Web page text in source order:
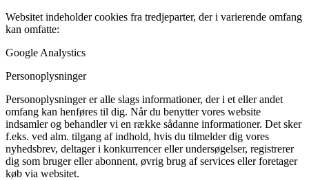
Websitet indeholder cookies fra tredjeparter, der i varierende omfang
kan omfatte:
Google Analystics
Personoplysninger
Personoplysninger er alle slags informationer, der i et eller andet
omfang kan henføres til dig. Når du benytter vores website
indsamler og behandler vi en række sådanne informationer. Det sker
f.eks. ved alm. tilgang af indhold, hvis du tilmelder dig vores
nyhedsbrev, deltager i konkurrencer eller undersøgelser, registrerer
dig som bruger eller abonnent, øvrig brug af services eller foretager
køb via websitet.